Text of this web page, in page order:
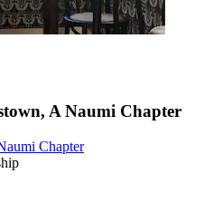
A Naumi Chapter
Chapter